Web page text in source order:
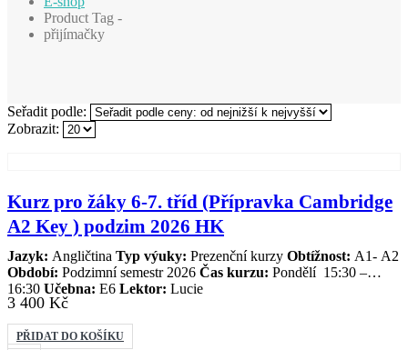
Product Tag -
přijímačky
Seřadit podle:
Zobrazit:
Kurz pro žáky 6-7. tříd (Přípravka Cambridge
A2 Key ) podzim 2026 HK
Jazyk: Angličtina Typ výuky: Prezenční kurzy Obtížnost: A1- A2
Období: Podzimní semestr 2026 Čas kurzu: Pondělí 15:30 –
16:30 Učebna: E6 Lektor: Lucie
3 400 Kč
PŘIDAT DO KOŠÍKU